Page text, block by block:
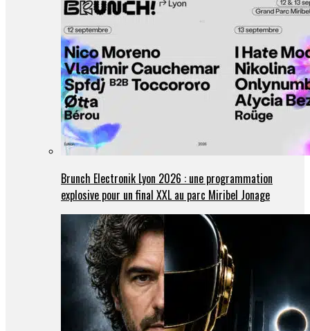
Brunch Electronik Lyon 2026 : une programmation
explosive pour un final XXL au parc Miribel Jonage